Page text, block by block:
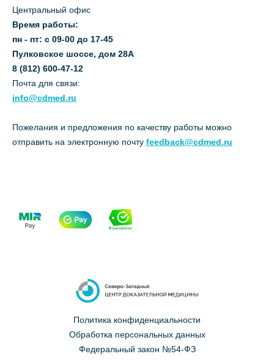
Центральный офис
Время работы:
пн - пт: с 09-00 до 17-45
Пулковское шоссе, дом 28А
8 (812) 600-47-12
Почта для связи:
info@cdmed.ru
Пожелания и предложения по качеству работы можно
отправить на электронную почту feedback@cdmed.ru
Политика конфиденциальности
Обработка персональных данных
Федеральный закон №54-ФЗ